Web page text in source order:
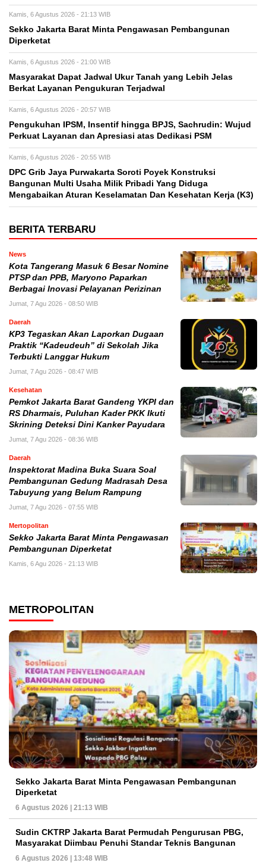
Kamis, 6 Agustus 2026 - 21:13 WIB
Sekko Jakarta Barat Minta Pengawasan Pembangunan
Diperketat
Kamis, 6 Agustus 2026 - 21:00 WIB
Masyarakat Dapat Jadwal Ukur Tanah yang Lebih Jelas
Berkat Layanan Pengukuran Terjadwal
Kamis, 6 Agustus 2026 - 20:57 WIB
Pengukuhan IPSM, Insentif hingga BPJS, Sachrudin: Wujud
Perkuat Layanan dan Apresiasi atas Dedikasi PSM
Kamis, 6 Agustus 2026 - 20:55 WIB
DPC Grib Jaya Purwakarta Soroti Poyek Konstruksi
Bangunan Multi Usaha Milik Pribadi Yang Diduga
Mengabaikan Aturan Keselamatan Dan Kesehatan Kerja (K3)
BERITA TERBARU
News
Kota Tangerang Masuk 6 Besar Nomine
PTSP dan PPB, Maryono Paparkan
Berbagai Inovasi Pelayanan Perizinan
Jumat, 7 Agu 2026 - 08:50 WIB
Daerah
KP3 Tegaskan Akan Laporkan Dugaan
Praktik “Kadeudeuh” di Sekolah Jika
Terbukti Langgar Hukum
Jumat, 7 Agu 2026 - 08:47 WIB
Kesehatan
Pemkot Jakarta Barat Gandeng YKPI dan
RS Dharmais, Puluhan Kader PKK Ikuti
Skrining Deteksi Dini Kanker Payudara
Jumat, 7 Agu 2026 - 08:36 WIB
Daerah
Inspektorat Madina Buka Suara Soal
Pembangunan Gedung Madrasah Desa
Tabuyung yang Belum Rampung
Jumat, 7 Agu 2026 - 07:55 WIB
Mertopolitan
Sekko Jakarta Barat Minta Pengawasan
Pembangunan Diperketat
Kamis, 6 Agu 2026 - 21:13 WIB
METROPOLITAN
Sekko Jakarta Barat Minta Pengawasan Pembangunan
Diperketat
6 Agustus 2026 | 21:13 WIB
Sudin CKTRP Jakarta Barat Permudah Pengurusan PBG,
Masyarakat Diimbau Penuhi Standar Teknis Bangunan
6 Agustus 2026 | 13:48 WIB